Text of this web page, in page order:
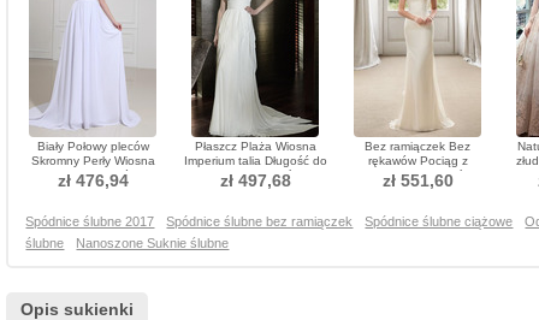
Biały Połowy pleców
Skromny Perły Wiosna
Imperium talia Spódnica
ślubne
zł 476,94
Płaszcz Plaża Wiosna
Imperium talia Długość do
podłogi Sukienka ślubne
zł 497,68
Bez ramiączek Bez
rękawów Pociąg z
pociągiem Sukienka ślubne
zł 551,60
Spódnice ślubne 2017 Spódnice ślubne bez ramiączek Spódnice ślubne ciążowe
ślubne
Nanoszone Suknie ślubne
Opis sukienki